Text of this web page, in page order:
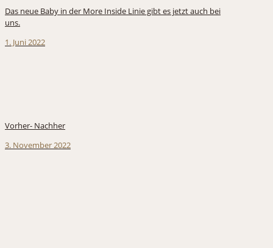
Das neue Baby in der More Inside Linie gibt es jetzt auch bei
uns.
1. Juni 2022
Vorher- Nachher
3. November 2022